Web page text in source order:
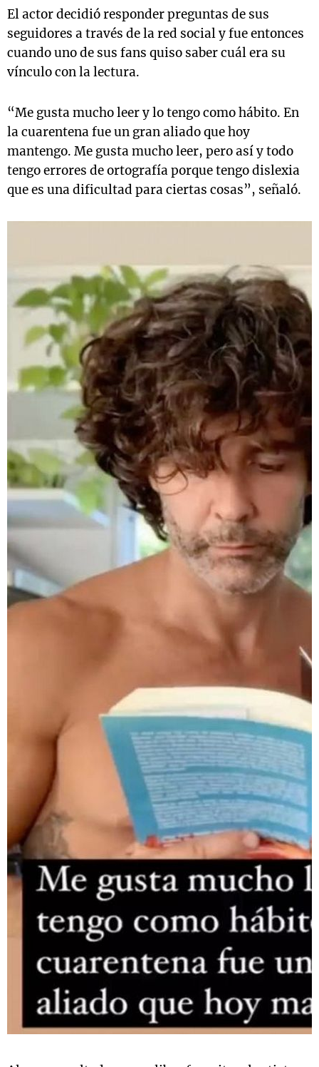
El actor decidió responder preguntas de sus
seguidores a través de la red social y fue entonces
cuando uno de sus fans quiso saber cuál era su
vínculo con la lectura.
“Me gusta mucho leer y lo tengo como hábito. En
la cuarentena fue un gran aliado que hoy
mantengo. Me gusta mucho leer, pero así y todo
tengo errores de ortografía porque tengo dislexia
que es una dificultad para ciertas cosas”, señaló.